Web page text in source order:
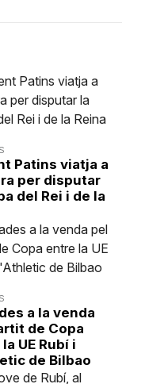
Patins viatja a
per disputar
del Rei i de la
a la venda
de Copa
UE Rubí i
de Bilbao